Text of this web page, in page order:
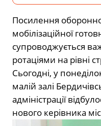
Посилення
мобілізаційної
супроводжується
ротаціями на рівні
Сьогодні, у
малій залі
адміністрації
нового керівника